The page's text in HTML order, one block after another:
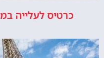
כרטיס לעלייה